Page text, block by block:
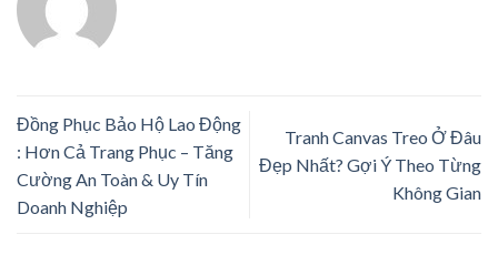
Đồng Phục Bảo Hộ Lao Động
: Hơn Cả Trang Phục – Tăng
Cường An Toàn & Uy Tín
Doanh Nghiệp
Tranh Canvas Treo Ở Đâu
Đẹp Nhất? Gợi Ý Theo Từng
Không Gian